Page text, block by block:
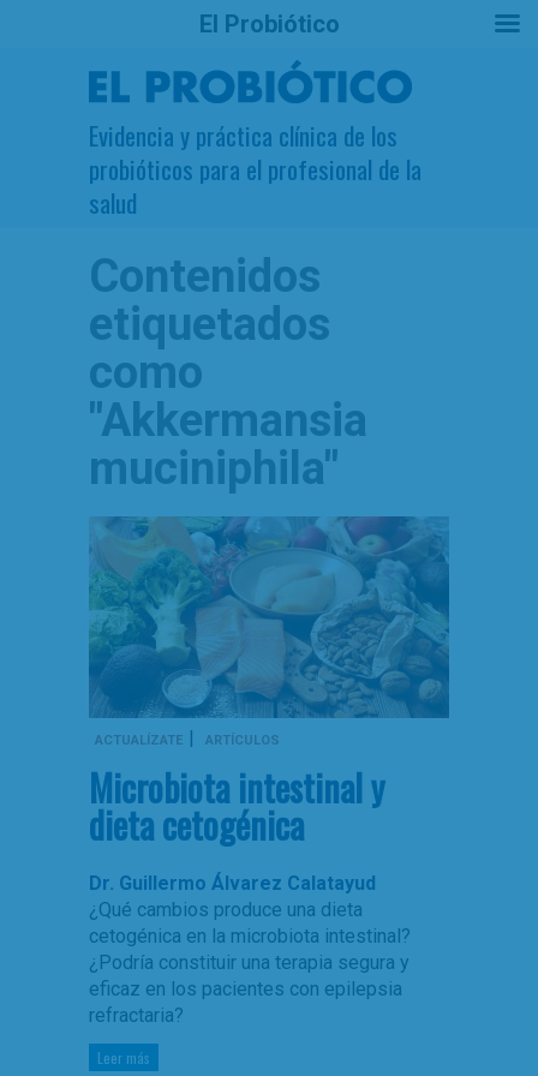
Evidencia y práctica clínica de los
probióticos para el profesional de la
salud
Contenidos
etiquetados
como
"Akkermansia
muciniphila"
ACTUALÍZATE | ARTÍCULOS
Microbiota intestinal y
dieta cetogénica
Dr. Guillermo Álvarez Calatayud
¿Qué cambios produce una dieta
cetogénica en la microbiota intestinal?
¿Podría constituir una terapia segura y
eficaz en los pacientes con epilepsia
refractaria?
Leer más
El Probiótico